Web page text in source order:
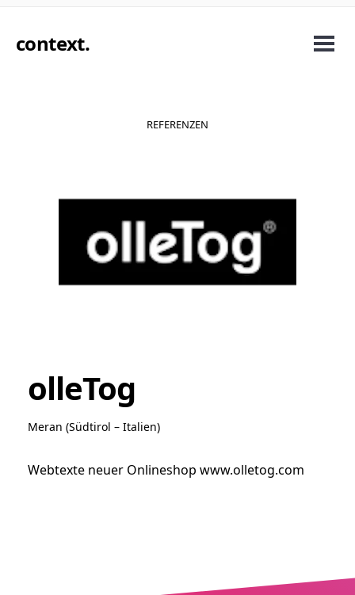
context.
REFERENZEN
olleTog
Meran (Südtirol – Italien)
Webtexte neuer Onlineshop www.olletog.com